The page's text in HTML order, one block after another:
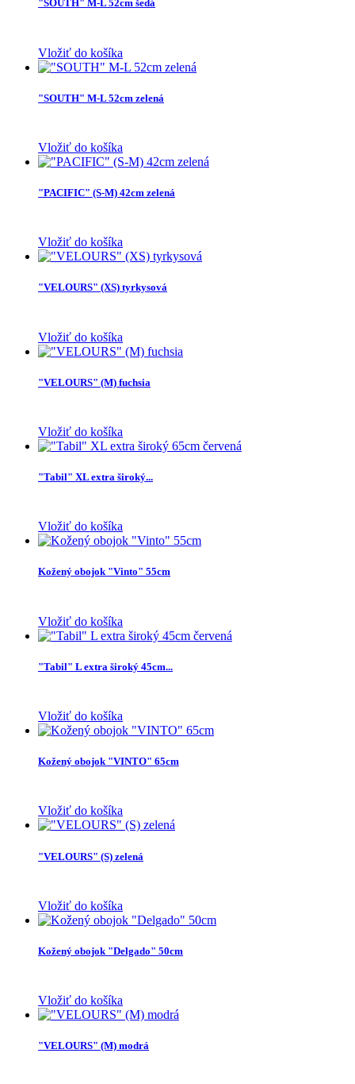
"SOUTH" M-L 52cm šedá
Vložiť do košíka
"SOUTH" M-L 52cm zelená
Vložiť do košíka
"PACIFIC" (S-M) 42cm zelená
Vložiť do košíka
"VELOURS" (XS) tyrkysová
Vložiť do košíka
"VELOURS" (M) fuchsia
Vložiť do košíka
"Tabil" XL extra široký...
Vložiť do košíka
Kožený obojok "Vinto" 55cm
Vložiť do košíka
"Tabil" L extra široký 45cm...
Vložiť do košíka
Kožený obojok "VINTO" 65cm
Vložiť do košíka
"VELOURS" (S) zelená
Vložiť do košíka
Kožený obojok "Delgado" 50cm
Vložiť do košíka
"VELOURS" (M) modrá